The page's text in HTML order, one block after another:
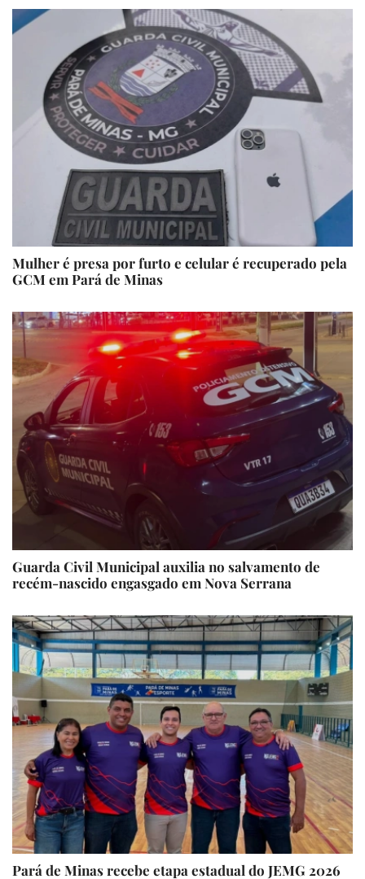
Mulher é presa por furto e celular é recuperado pela
GCM em Pará de Minas
Guarda Civil Municipal auxilia no salvamento de
recém-nascido engasgado em Nova Serrana
Pará de Minas recebe etapa estadual do JEMG 2026